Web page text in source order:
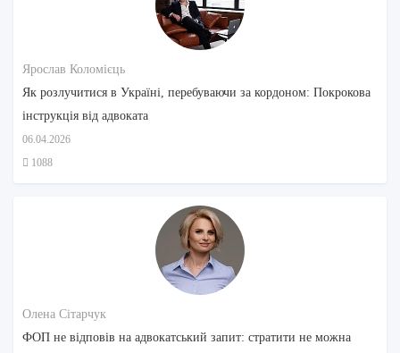
Ярослав Коломієць
Як розлучитися в Україні, перебуваючи за кордоном: Покрокова
інструкція від адвоката
06.04.2026
1088
Олена Сітарчук
ФОП не відповів на адвокатський запит: стратити не можна